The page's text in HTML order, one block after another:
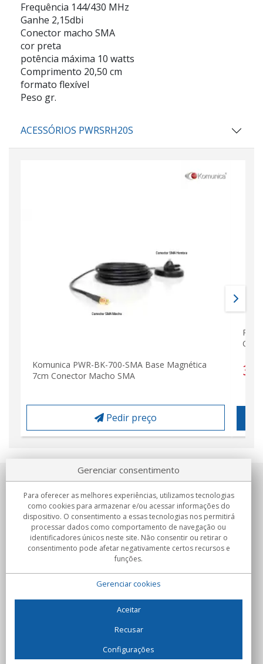
Frequência 144/430 MHz
Ganhe 2,15dbi
Conector macho SMA
cor preta
potência máxima 10 watts
Comprimento 20,50 cm
formato flexível
Peso gr.
ACESSÓRIOS PWRSRH20S
Komunica PWR-BK-700-SMA Base Magnética
7cm Conector Macho SMA
Pedir preço
Sobre nosotros
Compromissos
Compras
C/Flassaders, 13, Nave 6, 08130 Santa Perpètua de Mogoda
Gerenciar consentimento
Para oferecer as melhores experiências, utilizamos tecnologias
como cookies para armazenar e/ou acessar informações do
dispositivo. O consentimento a essas tecnologias nos permitirá
processar dados como comportamento de navegação ou
identificadores únicos neste site. Não consentir ou retirar o
consentimento pode afetar negativamente certos recursos e
funções.
Gerenciar cookies
Aceitar
Recusar
Configurações